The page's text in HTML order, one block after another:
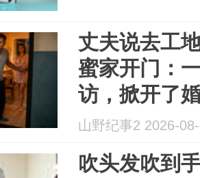
丈夫说去工
蜜家开门：
访，掀开了
山野纪事2 2026-
吹头发吹到